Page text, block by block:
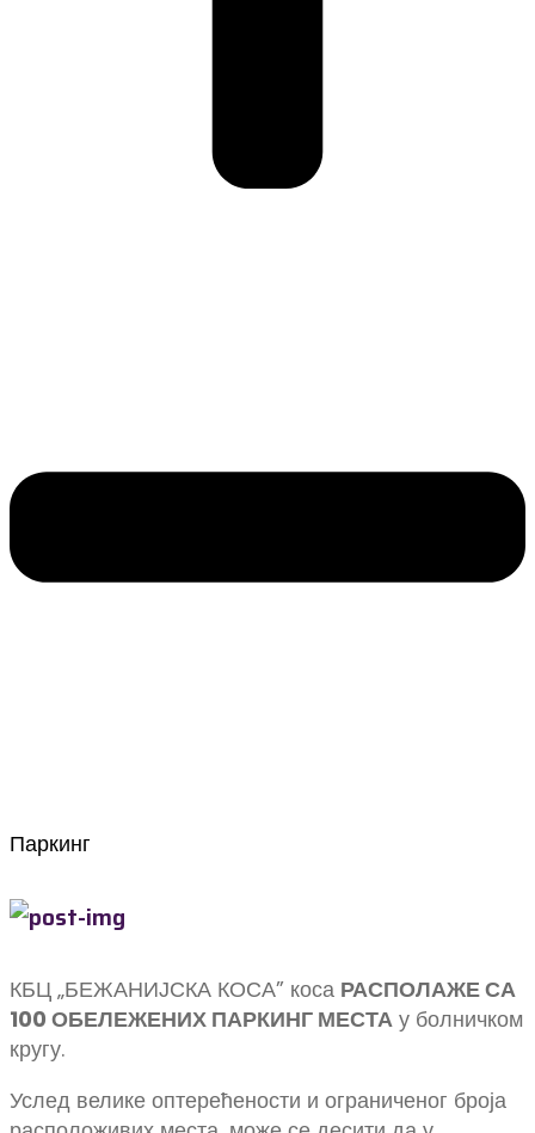
Паркинг
КБЦ „БЕЖАНИЈСКА КОСА” коса РАСПОЛАЖЕ СА
100 ОБЕЛЕЖЕНИХ ПАРКИНГ МЕСТА у болничком
кругу.
Услед велике оптерећености и ограниченог броја